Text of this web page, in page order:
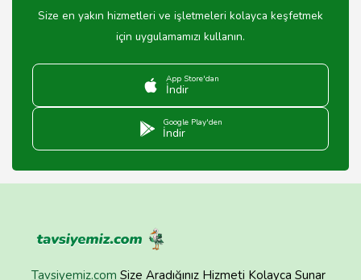
Size en yakın hizmetleri ve işletmeleri kolayca keşfetmek
için uygulamamızı kullanın.
App Store'dan
İndir
Google Play'den
İndir
Tavsiyemiz.com Size Aradığınız Hizmeti Kolayca Sunar